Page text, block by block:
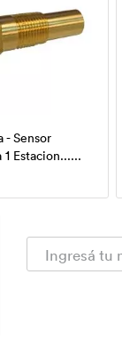
- Sensor
Estacion......